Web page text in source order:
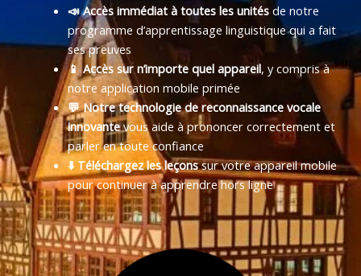
📣 Accès immédiat à toutes les unitésde notre
programme d’apprentissage linguistique qui a fait
ses preuves
📱 Accès sur n’importe quel appareil, y compris à
notre application mobile primée
💬 Notre technologie de reconnaissance vocale
innovantevous aide à prononcer correctement et
parler en toute confiance
⬇️ Téléchargez les leçonssur votre appareil mobile
pour continuer à apprendre hors ligne